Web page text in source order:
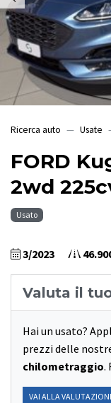
Ricerca auto Usate
FORD
2wd
Usato
3/2023
Valuta il
Hai un usato?
prezzi delle
chilometraggio.
VAI ALLA